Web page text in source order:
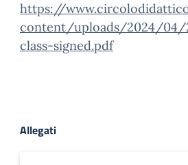
https://
content/uploads/2024/04/
class-signed.pdf
Allegati